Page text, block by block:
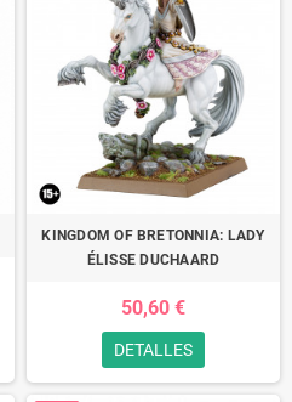
KINGDOM OF BRETONNIA: LADY
ÉLISSE DUCHAARD
50,60 €
DETALLES